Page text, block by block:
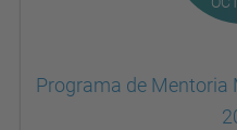
Programa de Mentoria